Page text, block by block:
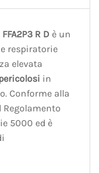
R D è un
respiratorie
elevata
in
Conforme alla
Regolamento
5000 ed è